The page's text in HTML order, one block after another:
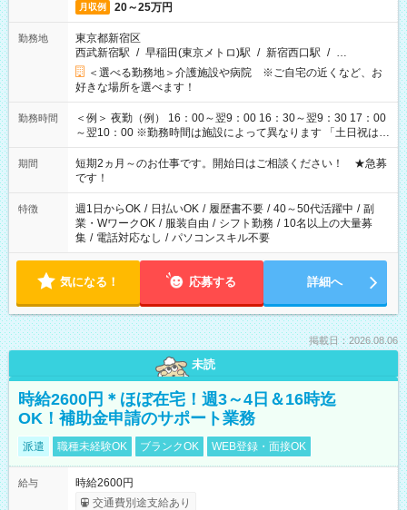
月収例 20～25万円
勤務地
東京都新宿区
西武新宿駅 / 早稲田(東京メトロ)駅 / 新宿西口駅 / …
＜選べる勤務地＞介護施設や病院 ※ご自宅の近くなど、お
好きな場所を選べます！
勤務時間
＜例＞ 夜勤（例） 16：00～翌9：00 16：30～翌9：30 17：00
～翌10：00 ※勤務時間は施設によって異なります 「土日祝は休
みたい」 「しっかり稼ぎたい」 「もう少し遅い時間から始めた
い」など ご希望にあったお仕事をご案内いたします。 ※未経験
の方の場合は1～2ヶ月間は日中での仕事を経験いただき、 お
仕事に慣れてからの夜勤になります。 ★家庭の都合でお休みが
必要な場合も遠慮なくご相談ください。
期間
短期2ヵ月～のお仕事です。開始日はご相談ください！ ★急募
です！
特徴 週1日からOK / 日払いOK / 履歴書不要 / 40～50代活躍中 / 副
業・WワークOK / 服装自由 / シフト勤務 / 10名以上の大量募
集 / 電話対応なし / パソコンスキル不要
気になる！ 応募する 詳細へ
掲載日：2026.08.06
未読
時給2600円＊ほぼ在宅！週3～4日＆16時迄
OK！補助金申請のサポート業務
派遣 職種未経験OK ブランクOK WEB登録・面接OK
給与
時給2600円
交通費別途支給あり